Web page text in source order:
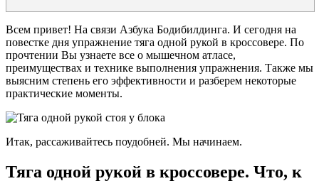
Всем привет! На связи Азбука Бодибилдинга. И сегодня на
повестке дня упражнение тяга одной рукой в кроссовере. По
прочтении Вы узнаете все о мышечном атласе,
преимуществах и технике выполнения упражнения. Также мы
выясним степень его эффективности и разберем некоторые
практические моменты.
Итак, рассаживайтесь поудобней. Мы начинаем.
Тяга одной рукой в кроссовере. Что, к